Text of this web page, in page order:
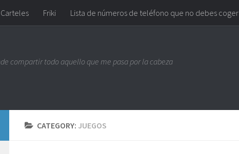
Carteles Friki Lista de números de teléfono que no debes coger
compartir todo aquello que me pasa por la cabeza
CATEGORY: JUEGOS